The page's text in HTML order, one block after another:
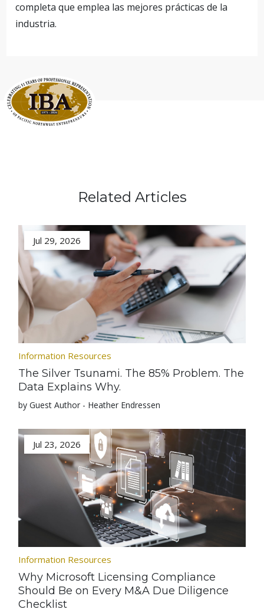
completa que emplea las mejores prácticas de la
industria.
Related Articles
Jul 29, 2026
Information Resources
The Silver Tsunami. The 85% Problem. The
Data Explains Why.
by Guest Author - Heather Endressen
Jul 23, 2026
Information Resources
Why Microsoft Licensing Compliance
Should Be on Every M&A Due Diligence
Checklist